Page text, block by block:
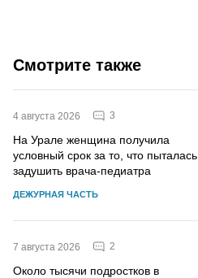
Смотрите также
4 августа 2026 3
На Урале женщина получила
условный срок за то, что пыталась
задушить врача-педиатра
ДЕЖУРНАЯ ЧАСТЬ
7 августа 2026 2
Около тысячи подростков в